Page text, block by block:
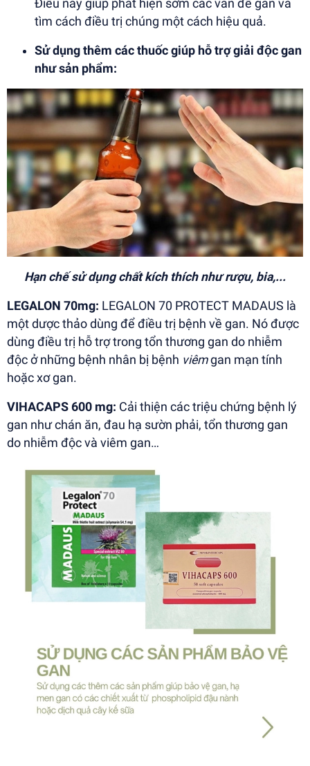
Điều này giúp phát hiện sớm các vấn đề gan và
tìm cách điều trị chúng một cách hiệu quả.
Sử dụng thêm các thuốc giúp hỗ trợ giải độc gan
như sản phẩm:
Hạn chế sử dụng chất kích thích như rượu, bia,...
LEGALON 70mg: LEGALON 70 PROTECT MADAUS là
một dược thảo dùng để điều trị bệnh về gan. Nó được
dùng điều trị hỗ trợ trong tổn thương gan do nhiễm
độc ở những bệnh nhân bị bệnh viêmgan mạn tính
hoặc xơ gan.
VIHACAPS 600 mg: Cải thiện các triệu chứng bệnh lý
gan như chán ăn, đau hạ sườn phải, tổn thương gan
do nhiễm độc và viêm gan…